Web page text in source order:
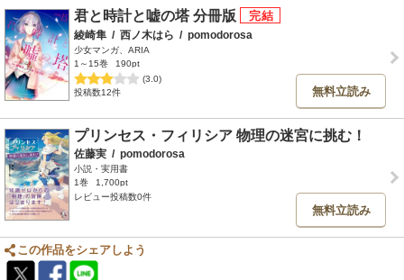
君と時計と嘘の塔 分冊版
綾崎隼 / 西ノ木はら / pomodorosa
少女マンガ、ARIA
1～15巻
190pt
(3.0)
投稿数12件
無料立読み
プリンセス・フィリシア 物理の迷宮に挑む！
佐藤実 / pomodorosa
小説・実用書
1巻
1,700pt
レビュー投稿数0件
無料立読み
この作品をシェアしよう